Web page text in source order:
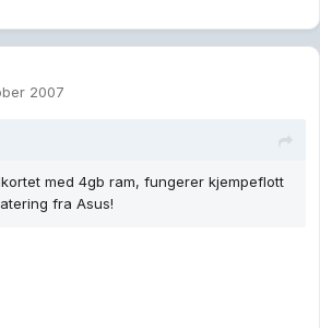
2007
med 4gb ram, fungerer kjempeflott
fra Asus!